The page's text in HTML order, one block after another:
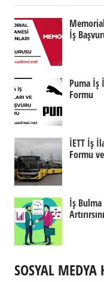
İş
Puma İş
Formu
İETT İş
Formu
İş Bulma
SOSYAL